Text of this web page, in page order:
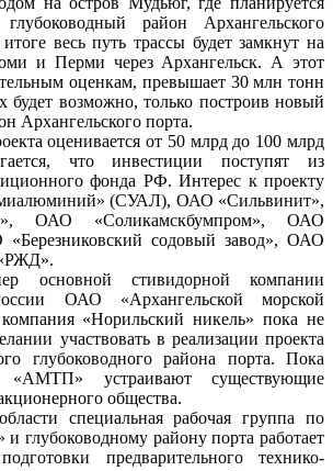
район Архангельского
весь путь трассы будет замкнут на
и Перми через Архангельск. А этот
оценкам, превышает 30 млн тонн
будет возможно, только построив новый
Архангельского порта.
оценивается от 50 млрд до 100 млрд
что инвестиции поступят из
фонда РФ. Интерес к проекту
(СУАЛ), ОАО «Сильвинит»,
ОАО «Соликамскбумпром», ОАО
«Березниковский содовый завод», ОАО
основной стивидорной компании
ОАО «Архангельской морской
«Норильский никель» пока не
участвовать в реализации проекта
глубоководного района порта. Пока
устраивают существующие
общества.
специальная рабочая группа по
и глубоководному району порта работает
предварительного технико-